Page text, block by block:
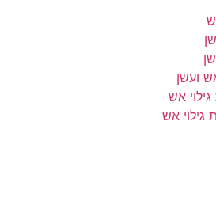
ועשן
אש
גילוי אש